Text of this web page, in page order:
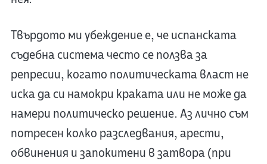
Твърдото ми убеждение е, че испанската
съдебна система често се ползва за
репресии, когато политическата власт не
иска да си намокри краката или не може да
намери политическо решение. Аз лично съм
потресен колко разследвания, арести,
обвинения и запокитени в затвора (при